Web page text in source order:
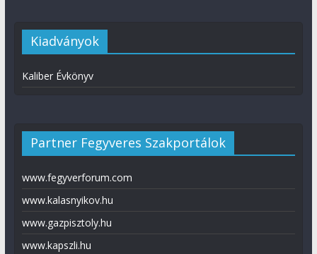
Kiadványok
Kaliber Évkönyv
Partner Fegyveres Szakportálok
www.fegyverforum.com
www.kalasnyikov.hu
www.gazpisztoly.hu
www.kapszli.hu